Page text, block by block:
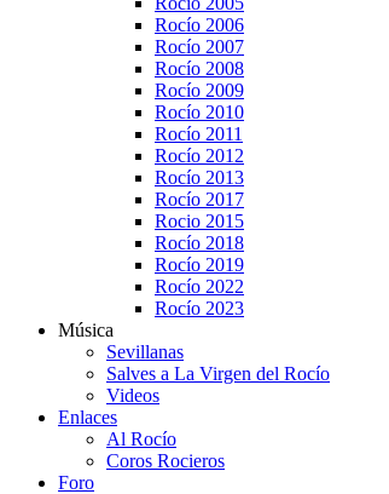
Rocío 2006
Rocío 2007
Rocío 2008
Rocío 2009
Rocío 2010
Rocío 2011
Rocío 2012
Rocío 2013
Rocío 2017
Rocio 2015
Rocío 2018
Rocío 2019
Rocío 2022
Rocío 2023
Música
Sevillanas
Salves a La Virgen del Rocío
Videos
Enlaces
Al Rocío
Coros Rocieros
Foro